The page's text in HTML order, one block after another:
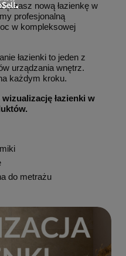
nową łazienkę w
profesjonalną
w kompleksowej
łazienki to jeden z
urządzania wnętrz.
każdym kroku.
wizualizację łazienki w
do metrażu